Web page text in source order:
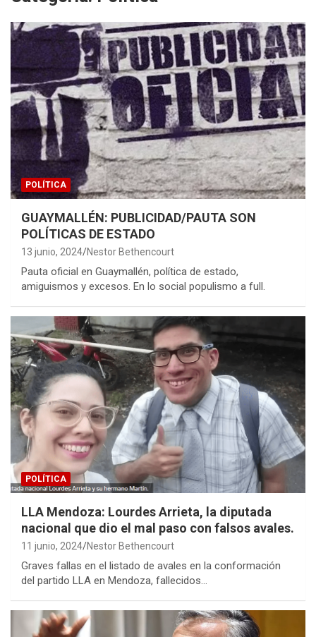
POLÍTICA
GUAYMALLÉN: PUBLICIDAD/PAUTA SON
POLÍTICAS DE ESTADO
13 junio, 2024 Nestor Bethencourt
Pauta oficial en Guaymallén, política de estado,
amiguismos y excesos. En lo social populismo a full.
POLÍTICA
LLA Mendoza: Lourdes Arrieta, la diputada
nacional que dio el mal paso con falsos avales.
11 junio, 2024 Nestor Bethencourt
Graves fallas en el listado de avales en la conformación
del partido LLA en Mendoza, fallecidos…